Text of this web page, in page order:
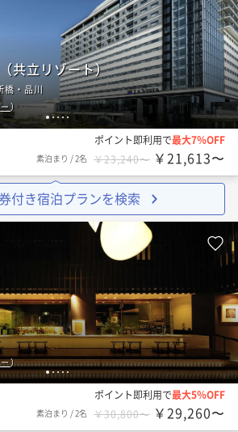
12345
共立リゾート）
橋・品川
ー）
ポイント即利用で最大7％OFF
素泊まり /2名 ￥23,240〜 ￥21,613〜
付き宿泊プランを検索
12345
ー）
ポイント即利用で最大5％OFF
素泊まり /2名 ￥30,800〜 ￥29,260〜